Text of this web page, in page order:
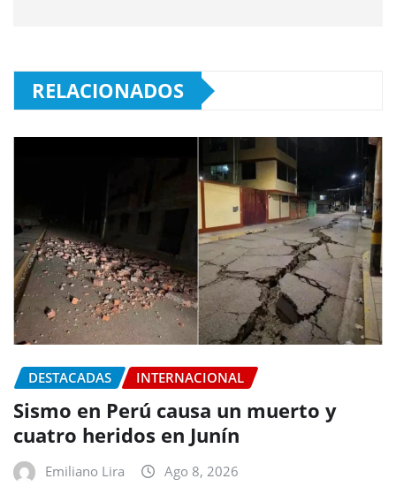
RELACIONADOS
DESTACADAS INTERNACIONAL
Sismo en Perú causa un muerto y
cuatro heridos en Junín
Emiliano Lira Ago 8, 2026